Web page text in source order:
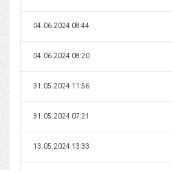
04.06.2024 08:44
04.06.2024 08:20
31.05.2024 11:56
31.05.2024 07:21
13.05.2024 13:33